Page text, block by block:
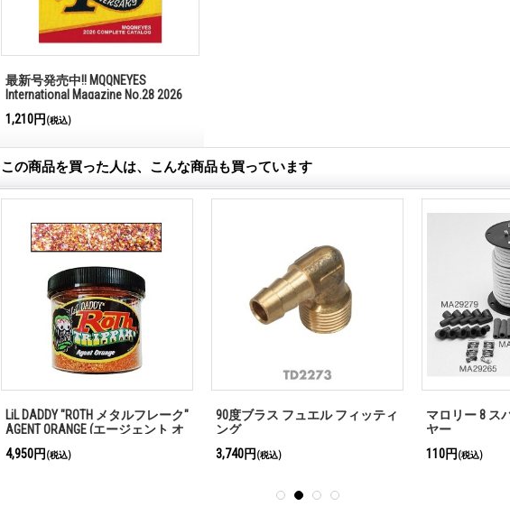
最新号発売中!! MQQNEYES
International Magazine No.28 2026
1,210円 (税込)
この商品を買った人は、こんな商品も買っています
LiL DADDY "ROTH メタルフレーク"
AGENT ORANGE (エージェント オ
4,950円 (税込)
90度ブラス フュエル フィッティ
ング
3,740円 (税込)
マロリー 8 ス
ヤー
110円 (税込)